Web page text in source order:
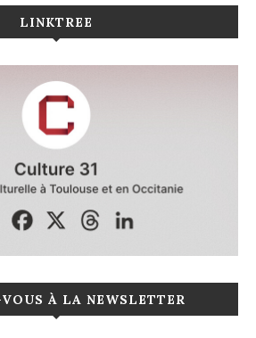
LINKTREE
À LA NEWSLETTER